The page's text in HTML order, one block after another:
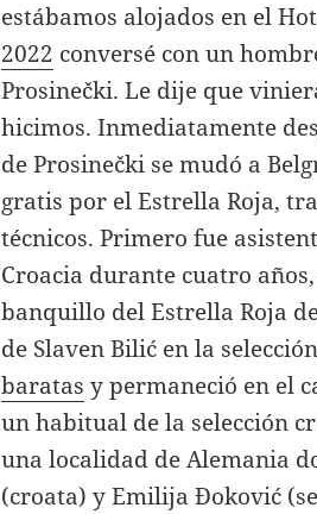
estábamos alojados en el
2022 conversé con un
Prosinečki. Le dije que
hicimos. Inmediatamente
de Prosinečki se mudó a
gratis por el Estrella Roja,
técnicos. Primero fue
Croacia durante cuatro
banquillo del Estrella Roja
de Slaven Bilić en la
baratas y permaneció en el
un habitual de la selección
una localidad de Alemania
(croata) y Emilija Đoković